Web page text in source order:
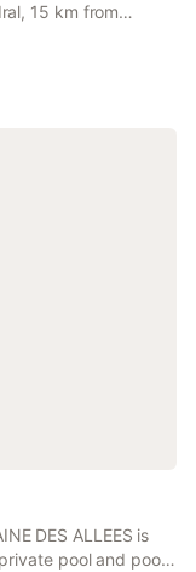
15 km from
Church. This
private parking.
DES ALLEES is
pool and pool